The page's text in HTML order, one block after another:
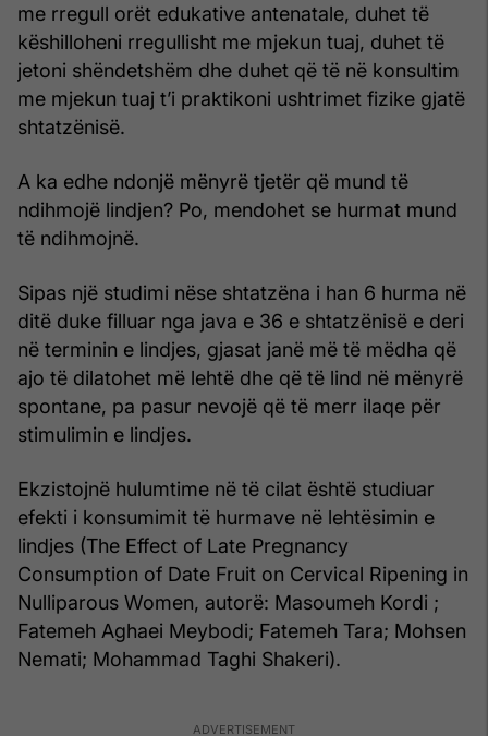
me rregull orët edukative antenatale, duhet të
këshilloheni rregullisht me mjekun tuaj, duhet të
jetoni shëndetshëm dhe duhet që të në konsultim
me mjekun tuaj t’i praktikoni ushtrimet fizike gjatë
shtatzënisë.
A ka edhe ndonjë mënyrë tjetër që mund të
ndihmojë lindjen? Po, mendohet se hurmat mund
të ndihmojnë.
Sipas një studimi nëse shtatzëna i han 6 hurma në
ditë duke filluar nga java e 36 e shtatzënisë e deri
në terminin e lindjes, gjasat janë më të mëdha që
ajo të dilatohet më lehtë dhe që të lind në mënyrë
spontane, pa pasur nevojë që të merr ilaqe për
stimulimin e lindjes.
Ekzistojnë hulumtime në të cilat është studiuar
efekti i konsumimit të hurmave në lehtësimin e
lindjes (The Effect of Late Pregnancy
Consumption of Date Fruit on Cervical Ripening in
Nulliparous Women, autorë: Masoumeh Kordi ;
Fatemeh Aghaei Meybodi; Fatemeh Tara; Mohsen
Nemati; Mohammad Taghi Shakeri).